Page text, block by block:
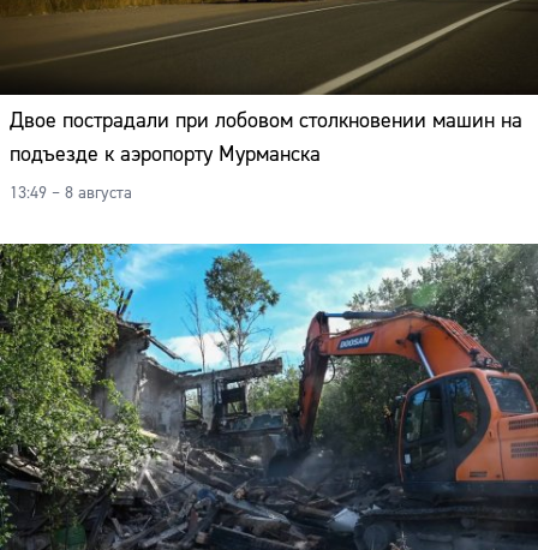
Двое пострадали при лобовом столкновении машин на
подъезде к аэропорту Мурманска
13:49 – 8 августа
Адрес: